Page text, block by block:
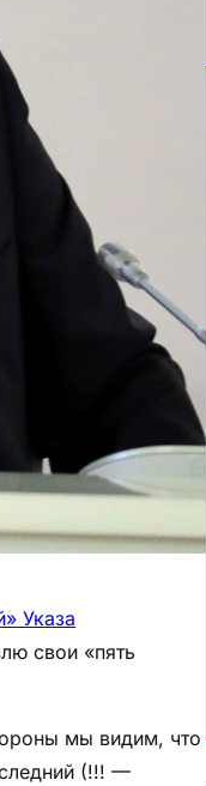
Указа
свои «пять
мы видим, что
(!!! —